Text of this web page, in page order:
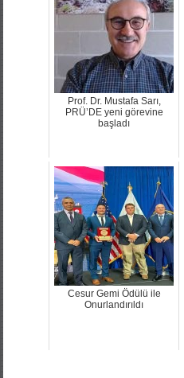
Prof. Dr. Mustafa Sarı,
PRÜ’DE yeni görevine
başladı
Cesur Gemi Ödülü ile
Onurlandırıldı